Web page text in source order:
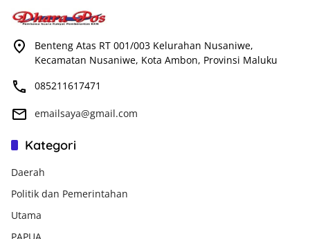
Benteng Atas RT 001/003 Kelurahan Nusaniwe,
Kecamatan Nusaniwe, Kota Ambon, Provinsi Maluku
085211617471
emailsaya@gmail.com
Kategori
Daerah
Politik dan Pemerintahan
Utama